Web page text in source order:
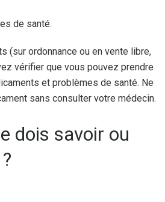
de santé.
(sur ordonnance ou en vente libre,
vérifier que vous pouvez prendre
et problèmes de santé. Ne
sans consulter votre médecin.
dois savoir ou